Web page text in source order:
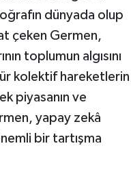
dünyada olup
çeken Germen,
toplumun algısını
kolektif hareketlerin
piyasanın ve
yapay zekâ
bir tartışma